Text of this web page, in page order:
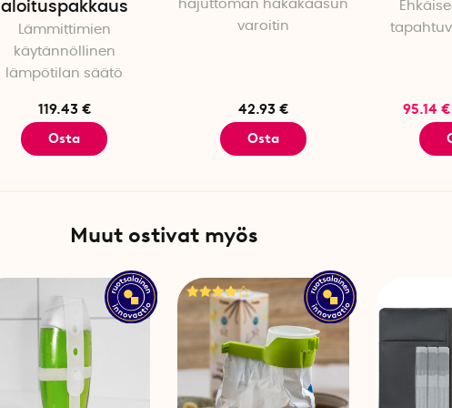
kompaktit mitat, 8,5 x 5,7 x 6,5 cm,
Tekniset tiedot
Väri: Valkoinen
Paino: 282 g
Yhteys: Wi-Fi 6 & Bluetooth 5
Lämpötilan tarkkuus: ±2 % max
Putkikompatibiliteetti (ulk diameter):
Kupari: 15, 18, 22, 28 mm
Kromattu kupari: 15, 18, 22 mm
Muovi (PEX): 16, 20, 25 mm
Monikerros (PAL): 16, 20, 25, 32 mm
aloituspakkaus
Lämmittimien
käytännöllinen
lämpötilan säätö
119.43 €
Osta
hajuttoman häkäkaasun
varoitin
42.93 €
Osta
95.14 €
Muut ostivat myös